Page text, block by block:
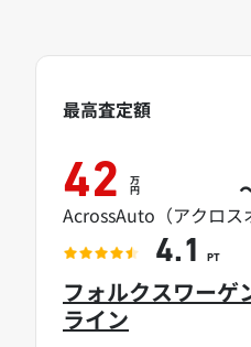
フォルクスワーゲ
ライン
最高査定額
42 万
円
AcrossAuto（アクロス
4.1 PT